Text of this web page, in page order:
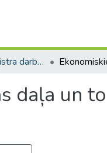
Bakalaura un maģistra darbi (ESZF) / Bachelor's and Master's theses
daļa un